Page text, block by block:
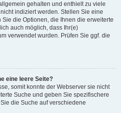
gehalten und enthielt zu viele
indiziert werden. Stellen Sie eine
die Optionen, die Ihnen die erweiterte
auch möglich, dass Ihr(e)
verwendet wurden. Prüfen Sie ggf. die
eine leere Seite?
somit konnte der Webserver sie nicht
Suche und geben Sie spezifischere
die Suche auf verschiedene